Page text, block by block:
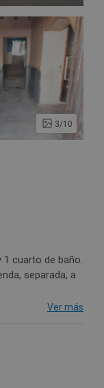
3/10
1 cuarto de baño.
separada, a
Ver más